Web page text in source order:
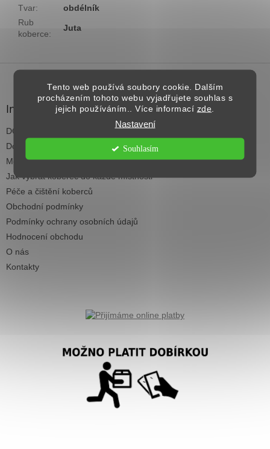
Tento web používá soubory cookie. Dalším
procházením tohoto webu vyjadřujete souhlas s
jejich používáním.. Více informací zde
Nastavení
Souhlasím
Tvar:
obdélník
Rub
koberce:
Juta
Informace pro vás
DOPRAVA NAD 2.500,- KČ ZDARMA
Dodací termíny
Možnosti platby
Jak vybrat koberec do každé místnosti
Péče a čištění koberců
Obchodní podmínky
Podmínky ochrany osobních údajů
Hodnocení obchodu
O nás
Kontakty